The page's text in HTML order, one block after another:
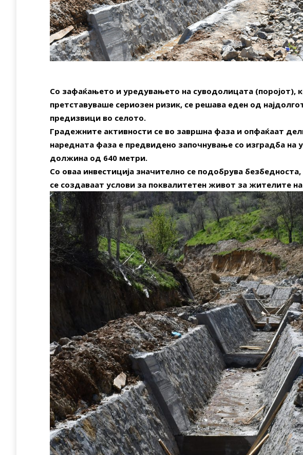
Со зафаќањето и уредувањето на суводолицата (поројот),
претставуваше сериозен ризик, се решава еден од
предизвици во селото.
Градежните активности се во завршна фаза и опфаќаат
наредната фаза е предвидено започнување со изградба на
должина од 640 метри.
Со оваа инвестиција значително се подобрува
се создаваат услови за поквалитетен живот за жителите